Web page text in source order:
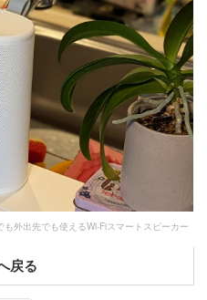
外出先でも使えるWi-Fiスマートスピーカー
戻る